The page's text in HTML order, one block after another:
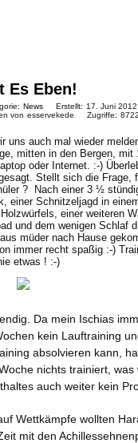
Es Eben!
News Erstellt: 17. Juni 2012
von esservekede Zugriffe: 8722
uns auch mal wieder
mitten in den Bergen, mit
oder Internet. :-)
Stellt sich die Frage,
? Nach einer 3 ½
einer Schnitzeljagd in
einer weiteren
und dem wenigen Schlaf
müder nach Hause
immer recht spaßig :-)
etwas ! :-)
Da mein Ischias
kein Lauftraining
absolvieren kann,
nichts trainiert, was
auch weiter kein
Wettkämpfe wollten
mit den